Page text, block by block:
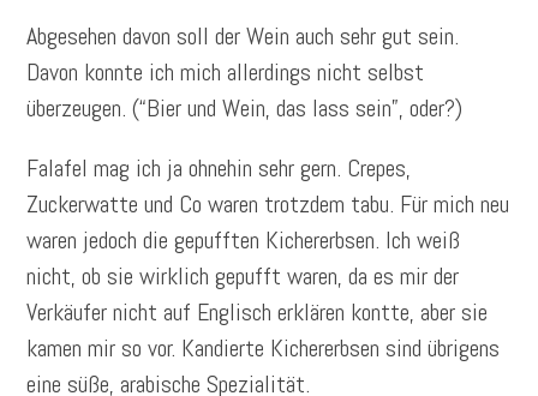
Abgesehen davon soll der Wein auch sehr gut sein.
Davon konnte ich mich allerdings nicht selbst
überzeugen. (“Bier und Wein, das lass sein”, oder?)
Falafel mag ich ja ohnehin sehr gern. Crepes,
Zuckerwatte und Co waren trotzdem tabu. Für mich neu
waren jedoch die gepufften Kichererbsen. Ich weiß
nicht, ob sie wirklich gepufft waren, da es mir der
Verkäufer nicht auf Englisch erklären kontte, aber sie
kamen mir so vor. Kandierte Kichererbsen sind übrigens
eine süße, arabische Spezialität.